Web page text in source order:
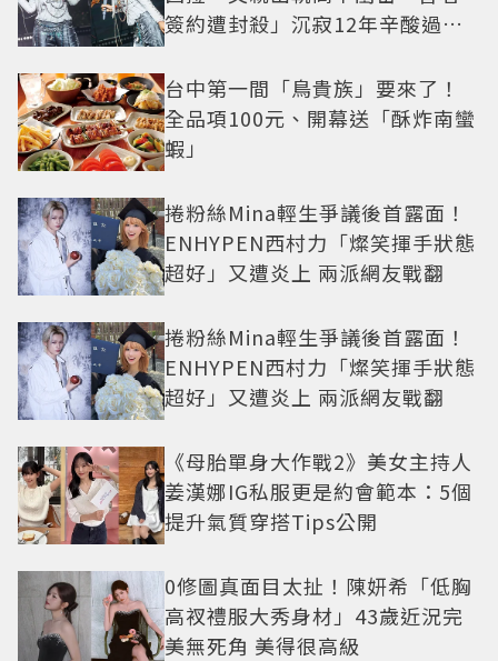
簽約遭封殺」沉寂12年辛酸過往
台中第一間「鳥貴族」要來了！
全品項100元、開幕送「酥炸南蠻
蝦」
捲粉絲Mina輕生爭議後首露面！
ENHYPEN西村力「燦笑揮手狀態
超好」又遭炎上 兩派網友戰翻
捲粉絲Mina輕生爭議後首露面！
ENHYPEN西村力「燦笑揮手狀態
超好」又遭炎上 兩派網友戰翻
《母胎單身大作戰2》美女主持人
姜漢娜IG私服更是約會範本：5個
提升氣質穿搭Tips公開
0修圖真面目太扯！陳妍希「低胸
高衩禮服大秀身材」43歲近況完
美無死角 美得很高級